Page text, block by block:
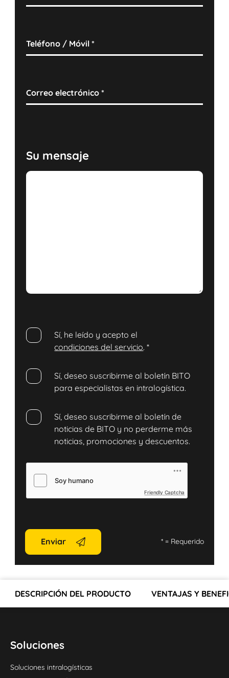
Teléfono / Móvil*
Correo electrónico*
Su mensaje
Sí, he leído y acepto el
condiciones del servicio.*
Sí, deseo suscribirme al boletín BITO
para especialistas en intralogística.
Sí, deseo suscribirme al boletín de
noticias de BITO y no perderme más
noticias, promociones y descuentos.
Friendly Captcha
Enviar *= Requerido
DESCRIPCIÓN DEL PRODUCTO VENTAJAS Y
Soluciones
Soluciones intralogísticas